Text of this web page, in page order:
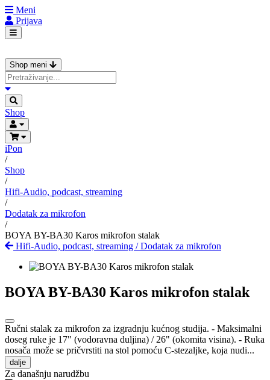
Meni
Prijava
Shop meni
Shop
iPon
/
Shop
/
Hifi-Audio, podcast, streaming
/
Dodatak za mikrofon
/
BOYA BY-BA30 Karos mikrofon stalak
Hifi-Audio, podcast, streaming /Dodatak za mikrofon
BOYA BY-BA30 Karos mikrofon stalak
Ručni stalak za mikrofon za izgradnju kućnog studija. - Maksimalni
doseg ruke je 17" (vodoravna duljina) / 26" (okomita visina). - Ruka
nosača može se pričvrstiti na stol pomoću C-stezaljke, koja nudi...
dalje
Za današnju narudžbu